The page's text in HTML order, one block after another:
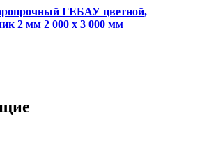
ГЕБАУ цветной,
2 мм 2 000 x 3 000 мм